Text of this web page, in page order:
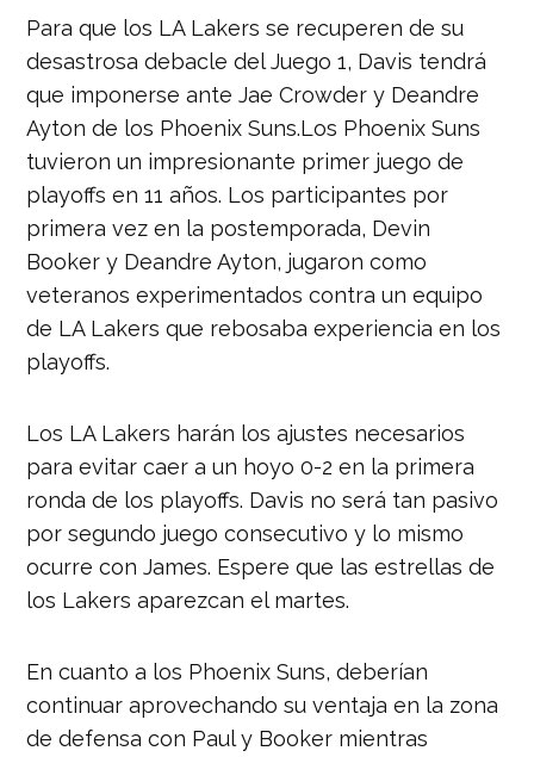
Para que los LA Lakers se recuperen de su
desastrosa debacle del Juego 1, Davis tendrá
que imponerse ante Jae Crowder y Deandre
Ayton de los Phoenix Suns.Los Phoenix Suns
tuvieron un impresionante primer juego de
playoffs en 11 años. Los participantes por
primera vez en la postemporada, Devin
Booker y Deandre Ayton, jugaron como
veteranos experimentados contra un equipo
de LA Lakers que rebosaba experiencia en los
playoffs.
Los LA Lakers harán los ajustes necesarios
para evitar caer a un hoyo 0-2 en la primera
ronda de los playoffs. Davis no será tan pasivo
por segundo juego consecutivo y lo mismo
ocurre con James. Espere que las estrellas de
los Lakers aparezcan el martes.
En cuanto a los Phoenix Suns, deberían
continuar aprovechando su ventaja en la zona
de defensa con Paul y Booker mientras